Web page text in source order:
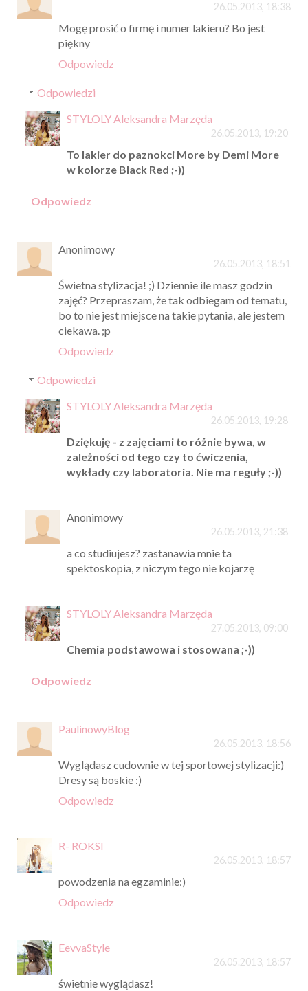
26.05.2013, 18:38
Mogę prosić o firmę i numer lakieru? Bo jest
piękny
Odpowiedz
Odpowiedzi
STYLOLY Aleksandra Marzęda
26.05.2013, 19:20
To lakier do paznokci More by Demi More
w kolorze Black Red ;-))
Odpowiedz
Anonimowy
26.05.2013, 18:51
Świetna stylizacja! ;) Dziennie ile masz godzin
zajęć? Przepraszam, że tak odbiegam od tematu,
bo to nie jest miejsce na takie pytania, ale jestem
ciekawa. ;p
Odpowiedz
Odpowiedzi
STYLOLY Aleksandra Marzęda
26.05.2013, 19:28
Dziękuję - z zajęciami to różnie bywa, w
zależności od tego czy to ćwiczenia,
wykłady czy laboratoria. Nie ma reguły ;-))
Anonimowy
26.05.2013, 21:38
a co studiujesz? zastanawia mnie ta
spektoskopia, z niczym tego nie kojarzę
STYLOLY Aleksandra Marzęda
27.05.2013, 09:00
Chemia podstawowa i stosowana ;-))
Odpowiedz
PaulinowyBlog
26.05.2013, 18:56
Wyglądasz cudownie w tej sportowej stylizacji:)
Dresy są boskie :)
Odpowiedz
R- ROKSI
26.05.2013, 18:57
powodzenia na egzaminie:)
Odpowiedz
EevvaStyle
26.05.2013, 18:57
świetnie wyglądasz!